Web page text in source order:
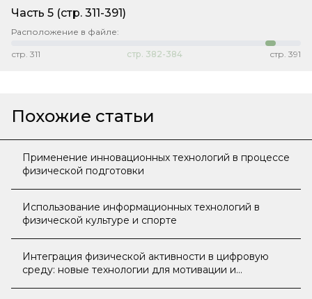
Часть 5 (стр. 311-391)
Расположение в файле:
стр. 311 стр. 382-384 стр. 391
Похожие статьи
Применение инновационных технологий в процессе
физической подготовки
Использование информационных технологий в
физической культуре и спорте
Интеграция физической активности в цифровую
среду: новые технологии для мотивации и